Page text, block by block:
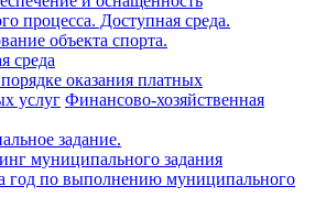
процесса. Доступная среда.
объекта спорта.
среда
оказания платных
услуг Финансово-хозяйственная
задание.
муниципального задания
год по выполнению муниципального